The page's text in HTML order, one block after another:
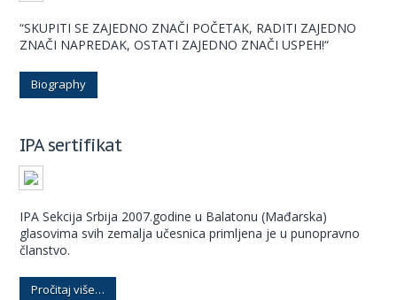
“SKUPITI SE ZAJEDNO ZNAČI POČETAK, RADITI ZAJEDNO
ZNAČI NAPREDAK, OSTATI ZAJEDNO ZNAČI USPEH!“
Biography
IPA sertifikat
IPA Sekcija Srbija 2007.godine u Balatonu (Mađarska)
glasovima svih zemalja učesnica primljena je u punopravno
članstvo.
Pročitaj više…